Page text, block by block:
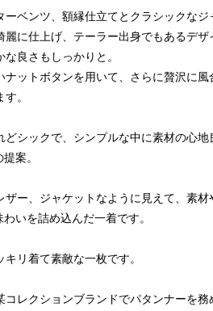
ーベンツ、額縁仕立てとクラシックなジ
麗に仕上げ、テーラー出身でもあるデザ
良さもしっかりと。
ナットボタンを用いて、さらに贅沢に風
。
どシックで、シンプルな中に素材の心地
案。
ザー、ジャケットなように見えて、素材
いを詰め込んだ一着です。
リ着て素敵な一枚です。
コレクションブランドでパタンナーを務